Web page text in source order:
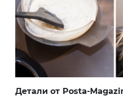
Детали от Posta-